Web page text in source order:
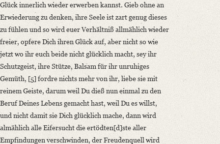
Glück innerlich wieder erwerben kannst. Gieb ohne an
Erwiederung zu denken, ihre Seele ist zart genug dieses
zu fühlen und so wird euer Verhältniß allmählich wieder
freier, opfere Dich ihren Glück auf, aber nicht so wie
jetzt wo ihr euch beide nicht glücklich macht, sey ihr
Schutzgeist, ihre Stütze, Balsam für ihr unruhiges
Gemüth, [5] fordre nichts mehr von ihr, liebe sie mit
reinem Geiste, darum weil Du dieß nun einmal zu den
Beruf Deines Lebens gemacht hast, weil Du es willst,
und nicht damit sie Dich glücklich mache, dann wird
almählich alle Eifersucht die ertödten[d]ste aller
Empfindungen verschwinden, der Freudenquell wird